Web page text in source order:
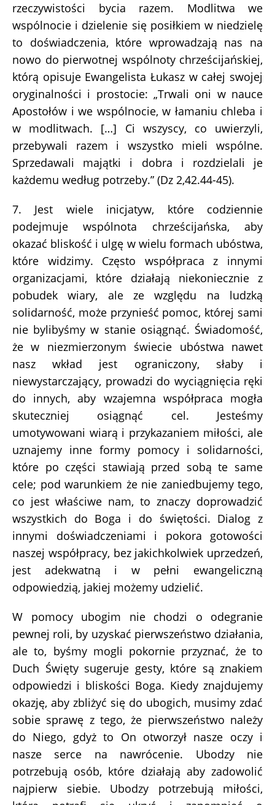
rzeczywistości bycia razem. Modlitwa we
wspólnocie i dzielenie się posiłkiem w niedzielę
to doświadczenia, które wprowadzają nas na
nowo do pierwotnej wspólnoty chrześcijańskiej,
którą opisuje Ewangelista Łukasz w całej swojej
oryginalności i prostocie: „Trwali oni w nauce
Apostołów i we wspólnocie, w łamaniu chleba i
w modlitwach. […] Ci wszyscy, co uwierzyli,
przebywali razem i wszystko mieli wspólne.
Sprzedawali majątki i dobra i rozdzielali je
każdemu według potrzeby.” (Dz 2,42.44-45).
7. Jest wiele inicjatyw, które codziennie
podejmuje wspólnota chrześcijańska, aby
okazać bliskość i ulgę w wielu formach ubóstwa,
które widzimy. Często współpraca z innymi
organizacjami, które działają niekoniecznie z
pobudek wiary, ale ze względu na ludzką
solidarność, może przynieść pomoc, której sami
nie bylibyśmy w stanie osiągnąć. Świadomość,
że w niezmierzonym świecie ubóstwa nawet
nasz wkład jest ograniczony, słaby i
niewystarczający, prowadzi do wyciągnięcia ręki
do innych, aby wzajemna współpraca mogła
skuteczniej osiągnąć cel. Jesteśmy
umotywowani wiarą i przykazaniem miłości, ale
uznajemy inne formy pomocy i solidarności,
które po części stawiają przed sobą te same
cele; pod warunkiem że nie zaniedbujemy tego,
co jest właściwe nam, to znaczy doprowadzić
wszystkich do Boga i do świętości. Dialog z
innymi doświadczeniami i pokora gotowości
naszej współpracy, bez jakichkolwiek uprzedzeń,
jest adekwatną i w pełni ewangeliczną
odpowiedzią, jakiej możemy udzielić.
W pomocy ubogim nie chodzi o odegranie
pewnej roli, by uzyskać pierwszeństwo działania,
ale to, byśmy mogli pokornie przyznać, że to
Duch Święty sugeruje gesty, które są znakiem
odpowiedzi i bliskości Boga. Kiedy znajdujemy
okazję, aby zbliżyć się do ubogich, musimy zdać
sobie sprawę z tego, że pierwszeństwo należy
do Niego, gdyż to On otworzył nasze oczy i
nasze serce na nawrócenie. Ubodzy nie
potrzebują osób, które działają aby zadowolić
najpierw siebie. Ubodzy potrzebują miłości,